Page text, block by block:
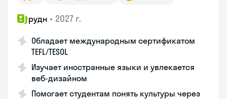
рудн • 2027 г.
Обладает международным сертификатом
TEFL/TESOL
Изучает иностранные языки и увлекается
веб-дизайном
Помогает студентам понять культуры через